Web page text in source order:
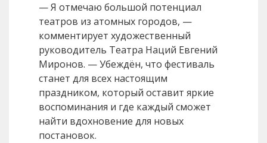
— Я отмечаю большой потенциал
театров из атомных городов, —
комментирует художественный
руководитель Театра Наций Евгений
Миронов. — Убеждён, что фестиваль
станет для всех настоящим
праздником, который оставит яркие
воспоминания и где каждый сможет
найти вдохновение для новых
постановок.